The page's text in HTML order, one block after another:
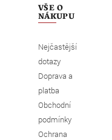
VŠE O
NÁKUPU
Nejčastější
dotazy
Doprava a
platba
Obchodní
podmínky
Ochrana